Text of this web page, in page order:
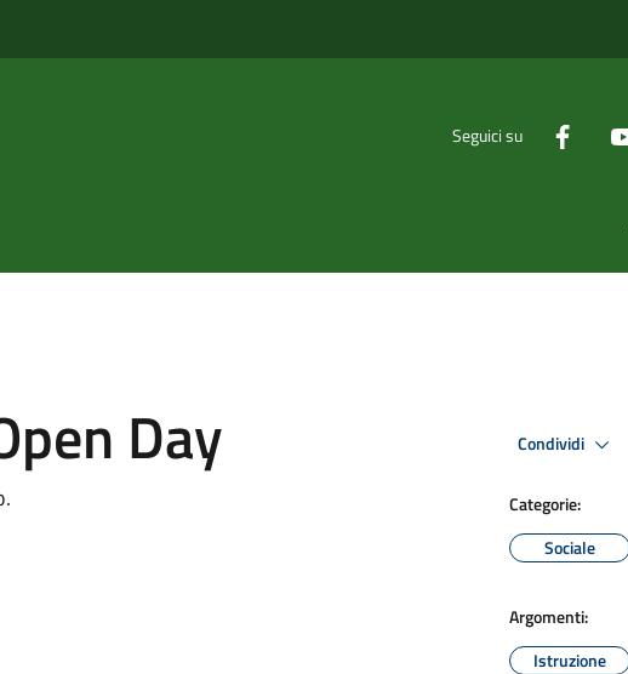
Seguici su
Day Condividi
Categorie:
Sociale
Argomenti:
Istruzione